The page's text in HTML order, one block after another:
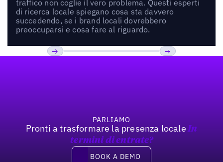
traffico non coglie il vero problema. Questi esperti
di ricerca locale spiegano cosa sta davvero
succedendo, se i brand locali dovrebbero
preoccuparsi e cosa fare al riguardo.
PARLIAMO
Pronti a trasformare la presenza locale In
termini di entrate?
Book a demo
BOOK A DEMO